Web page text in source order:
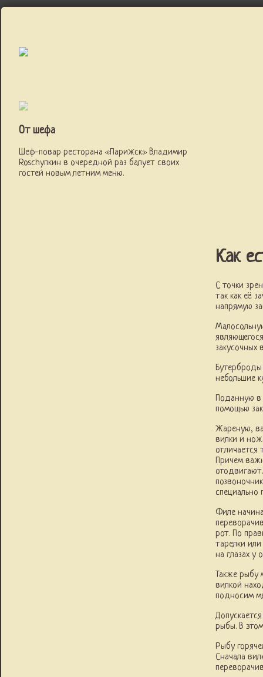
От шефа
Шеф-повар ресторана «Парижск» Владимир
Roschупкин в очередной раз балует своих
гостей новым летним меню.
Как
С точки
так как её
напрямую
закусочных
небольшие
Поданную в
помощью
Жареную,
вилки и
Причем
специально
Филе
рот. По
тарелки
на глазах у
Также рыбу
вилкой
подносим
рыбы. В
Рыбу
Сначала